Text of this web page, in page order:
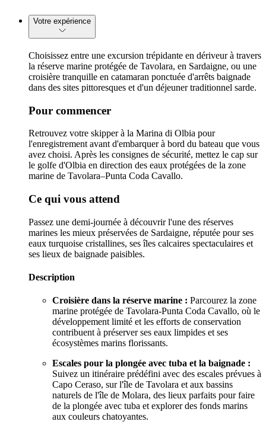
Votre expérience
Choisissez entre une excursion trépidante en dériveur à travers
la réserve marine protégée de Tavolara, en Sardaigne, ou une
croisière tranquille en catamaran ponctuée d'arrêts baignade
dans des sites pittoresques et d'un déjeuner traditionnel sarde.
Pour commencer
Retrouvez votre skipper à la Marina di Olbia pour
l'enregistrement avant d'embarquer à bord du bateau que vous
avez choisi. Après les consignes de sécurité, mettez le cap sur
le golfe d'Olbia en direction des eaux protégées de la zone
marine de Tavolara–Punta Coda Cavallo.
Ce qui vous attend
Passez une demi-journée à découvrir l'une des réserves
marines les mieux préservées de Sardaigne, réputée pour ses
eaux turquoise cristallines, ses îles calcaires spectaculaires et
ses lieux de baignade paisibles.
Description
Croisière dans la réserve marine : Parcourez la zone
marine protégée de Tavolara-Punta Coda Cavallo, où le
développement limité et les efforts de conservation
contribuent à préserver ses eaux limpides et ses
écosystèmes marins florissants.
Escales pour la plongée avec tuba et la baignade :
Suivez un itinéraire prédéfini avec des escales prévues à
Capo Ceraso, sur l'île de Tavolara et aux bassins
naturels de l'île de Molara, des lieux parfaits pour faire
de la plongée avec tuba et explorer des fonds marins
aux couleurs chatoyantes.